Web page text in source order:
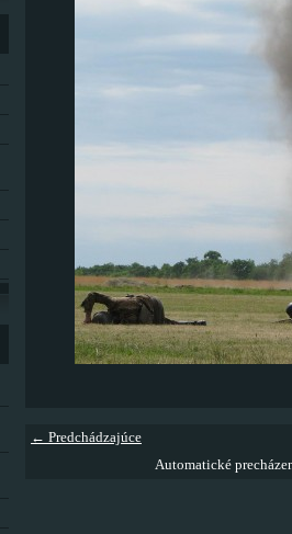
← Predchádzajúce
Automatické